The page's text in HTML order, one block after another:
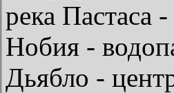
река Пастаса
Нобия -
Дьябло -